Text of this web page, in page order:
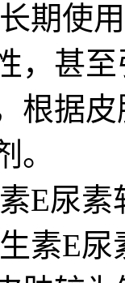
期使
，甚
根据
。
E尿
素E